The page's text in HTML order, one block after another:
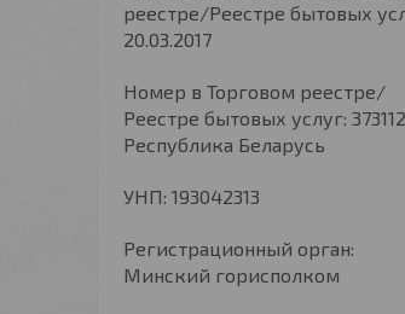
реестре/Реестре бытовых
20.03.2017
Номер в Торговом реестре/
Реестре бытовых услуг:
Республика Беларусь
УНП: 193042313
Регистрационный орган:
Минский горисполком